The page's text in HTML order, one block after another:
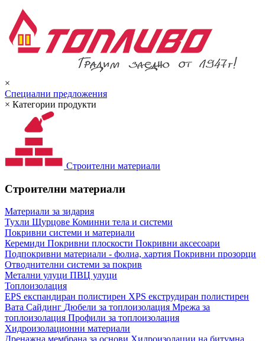
×
Специални предложения
× Категории продукти
Строителни материали
Строителни материали
Материали за зидария
Тухли Щурцове Коминни тела и системи
Покривни системи и материали
Керемиди Покривни плоскости Покривни аксесоари
Подпокривни материали - фолиа, хартия Покривни прозорци
Отводнителни системи за покрив
Метални улуци ПВЦ улуци
Топлоизолация
EPS експандиран полистирен XPS екструдиран полистирен
Вата Сайдинг Дюбели за топлоизолация Мрежа за
топлоизолация Профили за топлоизолация
Хидроизолационни материали